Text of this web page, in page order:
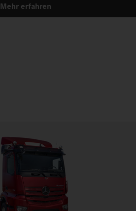
Mehr erfahren